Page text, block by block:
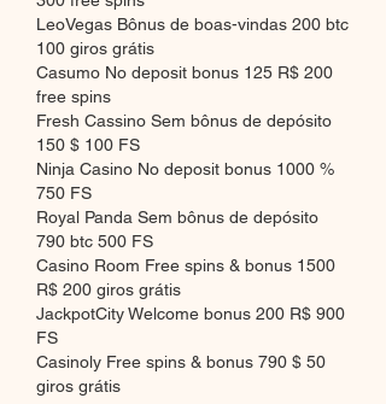
LeoVegas Bônus de boas-vindas 200 btc
100 giros grátis
Casumo No deposit bonus 125 R$ 200
free spins
Fresh Cassino Sem bônus de depósito
150 $ 100 FS
Ninja Casino No deposit bonus 1000 %
750 FS
Royal Panda Sem bônus de depósito
790 btc 500 FS
Casino Room Free spins & bonus 1500
R$ 200 giros grátis
JackpotCity Welcome bonus 200 R$ 900
FS
Casinoly Free spins & bonus 790 $ 50
giros grátis